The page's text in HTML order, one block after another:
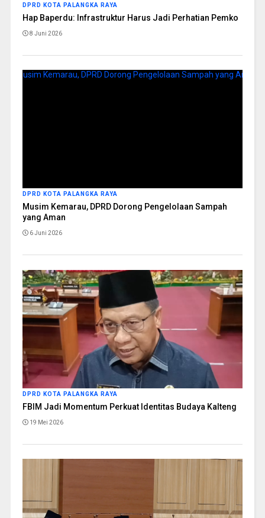
DPRD KOTA PALANGKA RAYA
Hap Baperdu: Infrastruktur Harus Jadi Perhatian Pemko
8 Juni 2026
DPRD KOTA PALANGKA RAYA
Musim Kemarau, DPRD Dorong Pengelolaan Sampah
yang Aman
6 Juni 2026
DPRD KOTA PALANGKA RAYA
FBIM Jadi Momentum Perkuat Identitas Budaya Kalteng
19 Mei 2026